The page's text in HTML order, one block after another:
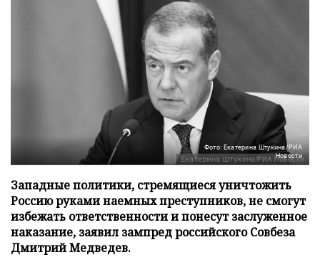
Фото: Екатерина Штукина/РИА
Новости
Западные политики, стремящиеся уничтожить
Россию руками наемных преступников, не смогут
избежать ответственности и понесут заслуженное
наказание, заявил зампред российского Совбеза
Дмитрий Медведев.